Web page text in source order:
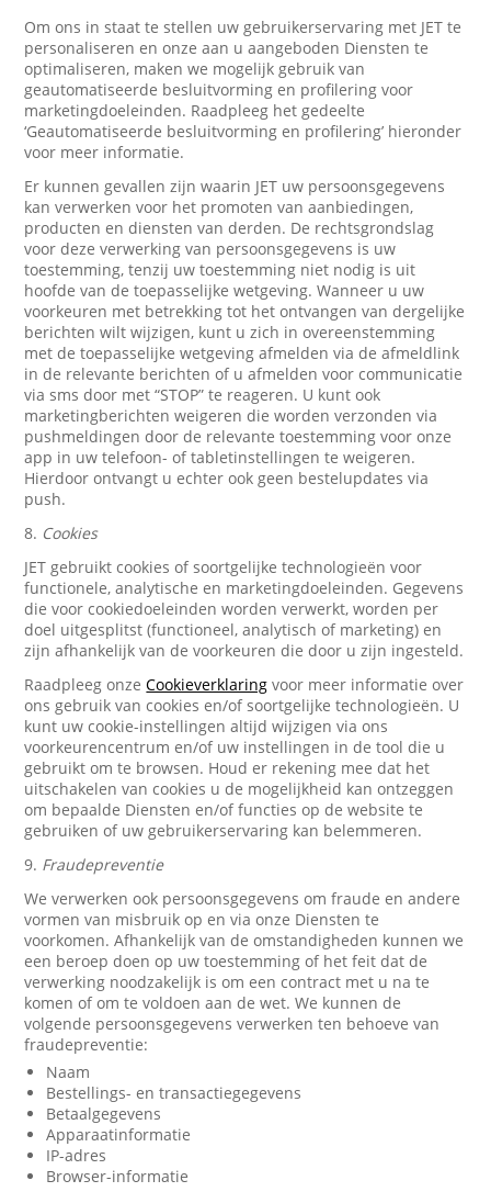
Om ons in staat te stellen uw gebruikerservaring met JET te
personaliseren en onze aan u aangeboden Diensten te
optimaliseren, maken we mogelijk gebruik van
geautomatiseerde besluitvorming en profilering voor
marketingdoeleinden. Raadpleeg het gedeelte
‘Geautomatiseerde besluitvorming en profilering’ hieronder
voor meer informatie.
Er kunnen gevallen zijn waarin JET uw persoonsgegevens
kan verwerken voor het promoten van aanbiedingen,
producten en diensten van derden. De rechtsgrondslag
voor deze verwerking van persoonsgegevens is uw
toestemming, tenzij uw toestemming niet nodig is uit
hoofde van de toepasselijke wetgeving. Wanneer u uw
voorkeuren met betrekking tot het ontvangen van dergelijke
berichten wilt wijzigen, kunt u zich in overeenstemming
met de toepasselijke wetgeving afmelden via de afmeldlink
in de relevante berichten of u afmelden voor communicatie
via sms door met “STOP” te reageren. U kunt ook
marketingberichten weigeren die worden verzonden via
pushmeldingen door de relevante toestemming voor onze
app in uw telefoon- of tabletinstellingen te weigeren.
Hierdoor ontvangt u echter ook geen bestelupdates via
push.
8. Cookies
JET gebruikt cookies of soortgelijke technologieën voor
functionele, analytische en marketingdoeleinden. Gegevens
die voor cookiedoeleinden worden verwerkt, worden per
doel uitgesplitst (functioneel, analytisch of marketing) en
zijn afhankelijk van de voorkeuren die door u zijn ingesteld.
Raadpleeg onzeCookieverklaring voor meer informatie over
ons gebruik van cookies en/of soortgelijke technologieën. U
kunt uw cookie-instellingen altijd wijzigen via ons
voorkeurencentrum en/of uw instellingen in de tool die u
gebruikt om te browsen. Houd er rekening mee dat het
uitschakelen van cookies u de mogelijkheid kan ontzeggen
om bepaalde Diensten en/of functies op de website te
gebruiken of uw gebruikerservaring kan belemmeren.
9. Fraudepreventie
We verwerken ook persoonsgegevens om fraude en andere
vormen van misbruik op en via onze Diensten te
voorkomen. Afhankelijk van de omstandigheden kunnen we
een beroep doen op uw toestemming of het feit dat de
verwerking noodzakelijk is om een contract met u na te
komen of om te voldoen aan de wet. We kunnen de
volgende persoonsgegevens verwerken ten behoeve van
fraudepreventie:
Naam
Bestellings- en transactiegegevens
Betaalgegevens
Apparaatinformatie
IP-adres
Browser-informatie